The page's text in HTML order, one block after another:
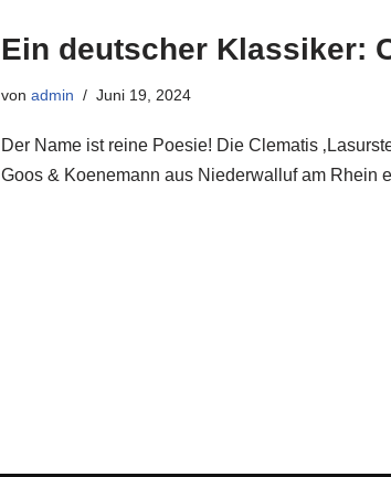
Ein deutscher Klassiker:
von admin Juni 19, 2024
Der Name ist reine Poesie! Die Clematis
Goos & Koenemann aus Niederwalluf am Rhein